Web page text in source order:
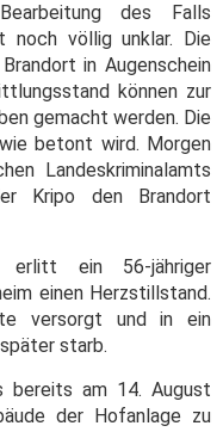
des Falls
noch völlig unklar. Die
in Augenschein
können zur
gemacht werden. Die
betont wird. Morgen
Landeskriminalamts
Kripo den Brandort
erlitt ein 56-jähriger
einen Herzstillstand.
versorgt und in ein
starb.
bereits am 14. August
der Hofanlage zu